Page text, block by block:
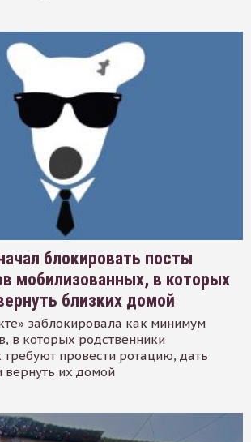
блокировать посты
мобилизованных, в которых
близких домой
заблокировала как минимум
в которых родственники
провести ротацию, дать
вернуть их домой